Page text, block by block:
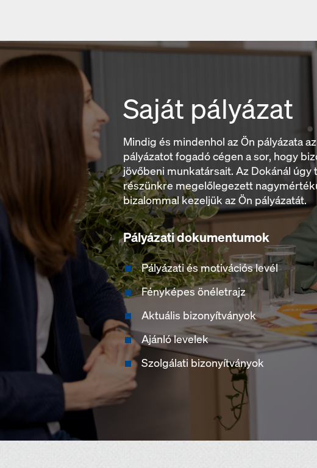
Saját pályázat
Mindig és mindenhol az Ön pályázata
pályázatot fogadó cégen a sor, hogy
jövőbeni munkatársait. Az Dokánál úgy
részünkre megelőlegezett
bizalommal kezeljük az Ön pályázatát.
Pályázati dokumentumok
Pályázati és motivációs levél
Fényképes önéletrajz
Aktuális bizonyítványok
Ajánló levelek
Szolgálati bizonyítványok